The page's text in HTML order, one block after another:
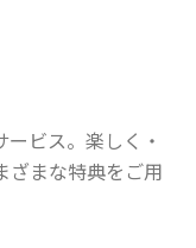
ビス。楽しく・
ざまな特典をご用